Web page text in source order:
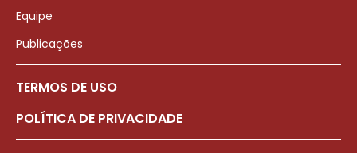
Equipe
Publicações
TERMOS DE USO
POLÍTICA DE PRIVACIDADE